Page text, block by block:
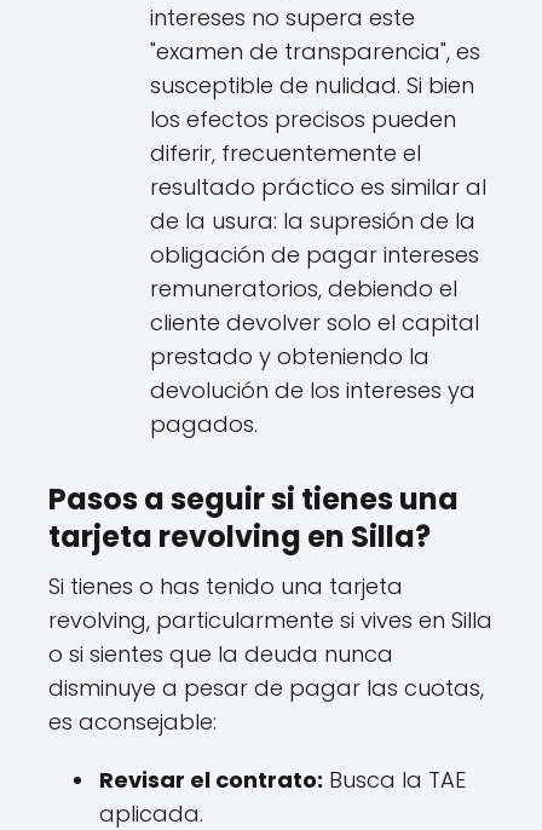
intereses no supera este
"examen de transparencia", es
susceptible de nulidad. Si bien
los efectos precisos pueden
diferir, frecuentemente el
resultado práctico es similar al
de la usura: la supresión de la
obligación de pagar intereses
remuneratorios, debiendo el
cliente devolver solo el capital
prestado y obteniendo la
devolución de los intereses ya
pagados.
Pasos a seguir si tienes una
tarjeta revolving en Silla?
Si tienes o has tenido una tarjeta
revolving, particularmente si vives en Silla
o si sientes que la deuda nunca
disminuye a pesar de pagar las cuotas,
es aconsejable:
Revisar el contrato: Busca la TAE
aplicada.